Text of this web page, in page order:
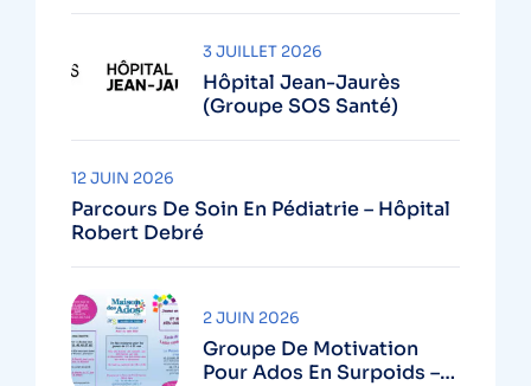
Croix Saint-Simon – Paris)
Hôpital Jean-Jaurès
(Groupe SOS Santé)
3 JUILLET 2026
Parcours De Soin En Pédiatrie – Hôpital
Robert Debré
12 JUIN 2026
Groupe De Motivation
Pour Ados En Surpoids –
2 JUIN 2026